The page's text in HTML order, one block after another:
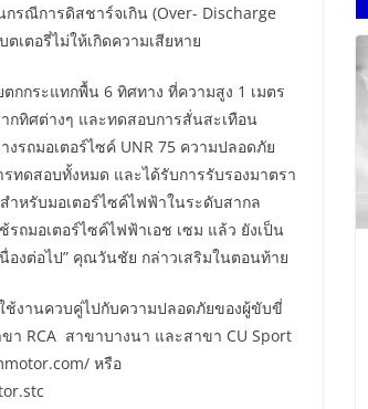
รณีการดิสชาร์จเกิน (Over- Discharge
เตอรี่ไม่ให้เกิดความเสียหาย
ระแทกพื้น 6 ทิศทาง ที่ความสูง 1 เมตร
กทิศต่างๆ และทดสอบการสั่นสะเทือน
รถมอเตอร์ไซค์ UNR 75 ความปลอดภัย
ทดสอบทั้งหมด และได้รับการรับรองมาตรา
หรับมอเตอร์ไซค์ไฟฟ้าในระดับสากล
ถมอเตอร์ไซค์ไฟฟ้าเอช เซม แล้ว ยังเป็น
งต่อไป” คุณวันชัย กล่าวเสริมในตอนท้าย
นควบคู่ไปกับความปลอดภัยของผู้ขับขี่
า RCA สาขาบางนา และสาขา CU Sport
หรือ